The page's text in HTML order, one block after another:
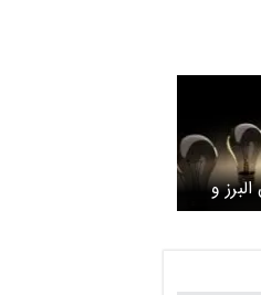
و